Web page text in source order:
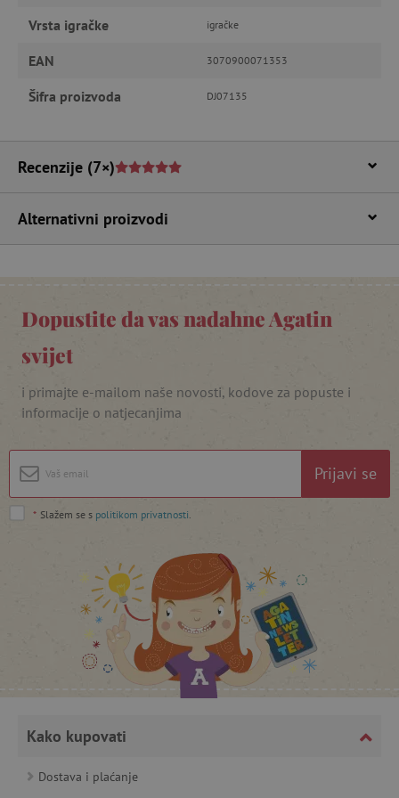
Vrsta igračke igračke
EAN 3070900071353
Šifra proizvoda DJ07135
Recenzije (7×)
Alternativni proizvodi
Dopustite da vas nadahne Agatin
svijet
i primajte e-mailom naše novosti, kodove za popuste i
informacije o natjecanjima
Prijavi se
* Slažem se s politikom privatnosti
Kako kupovati
Dostava i plaćanje
Funkcionalnost
Nužno potrebni kolačići omogućavaju osnovnu
računa. Internetsku stranicu ne možete
potrebnih kolačića.
Pružatelj usluga/
featureFlagIdentifier www.agatinsvijet.hr
featureFlagCheckoutExperimentVariant